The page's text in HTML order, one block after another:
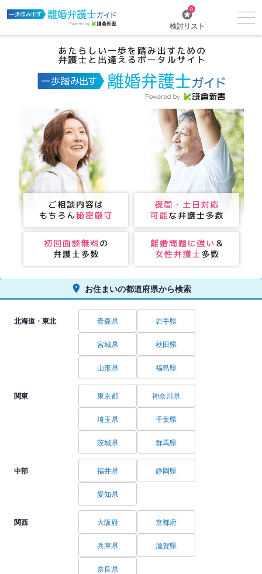
0
検討リスト
お住まいの都道府県から検索
北海道・東北 青森県 岩手県
宮城県 秋田県
山形県 福島県
関東 東京都 神奈川県
埼玉県 千葉県
茨城県 群馬県
中部 福井県 静岡県
愛知県
関西 大阪府 京都府
兵庫県 滋賀県
奈良県